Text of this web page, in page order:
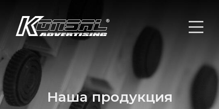
Наша продукция